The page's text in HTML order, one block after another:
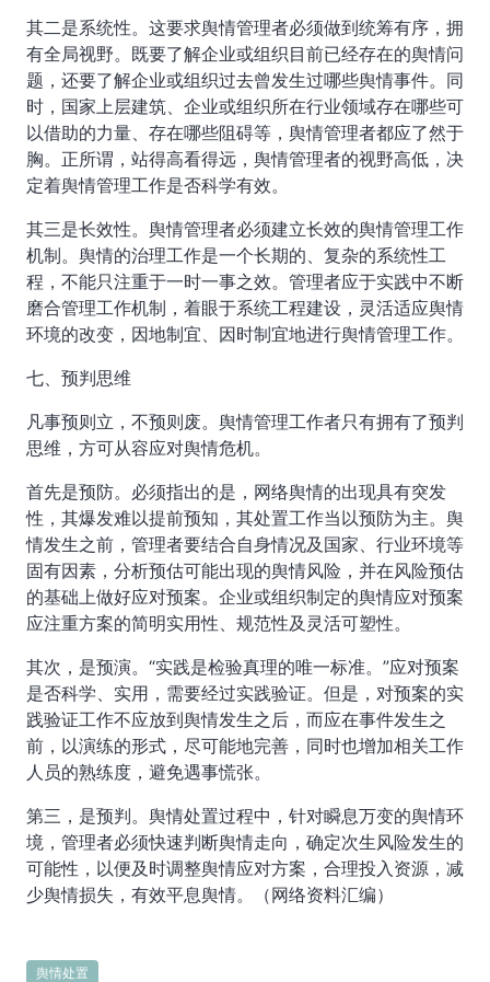
其二是系统性。这要求舆情管理者必须做到统筹有序，拥
有全局视野。既要了解企业或组织目前已经存在的舆情问
题，还要了解企业或组织过去曾发生过哪些舆情事件。同
时，国家上层建筑、企业或组织所在行业领域存在哪些可
以借助的力量、存在哪些阻碍等，舆情管理者都应了然于
胸。正所谓，站得高看得远，舆情管理者的视野高低，决
定着舆情管理工作是否科学有效。
其三是长效性。舆情管理者必须建立长效的舆情管理工作
机制。舆情的治理工作是一个长期的、复杂的系统性工
程，不能只注重于一时一事之效。管理者应于实践中不断
磨合管理工作机制，着眼于系统工程建设，灵活适应舆情
环境的改变，因地制宜、因时制宜地进行舆情管理工作。
七、预判思维
凡事预则立，不预则废。舆情管理工作者只有拥有了预判
思维，方可从容应对舆情危机。
首先是预防。必须指出的是，网络舆情的出现具有突发
性，其爆发难以提前预知，其处置工作当以预防为主。舆
情发生之前，管理者要结合自身情况及国家、行业环境等
固有因素，分析预估可能出现的舆情风险，并在风险预估
的基础上做好应对预案。企业或组织制定的舆情应对预案
应注重方案的简明实用性、规范性及灵活可塑性。
其次，是预演。“实践是检验真理的唯一标准。”应对预案
是否科学、实用，需要经过实践验证。但是，对预案的实
践验证工作不应放到舆情发生之后，而应在事件发生之
前，以演练的形式，尽可能地完善，同时也增加相关工作
人员的熟练度，避免遇事慌张。
第三，是预判。舆情处置过程中，针对瞬息万变的舆情环
境，管理者必须快速判断舆情走向，确定次生风险发生的
可能性，以便及时调整舆情应对方案，合理投入资源，减
少舆情损失，有效平息舆情。（网络资料汇编）
舆情处置